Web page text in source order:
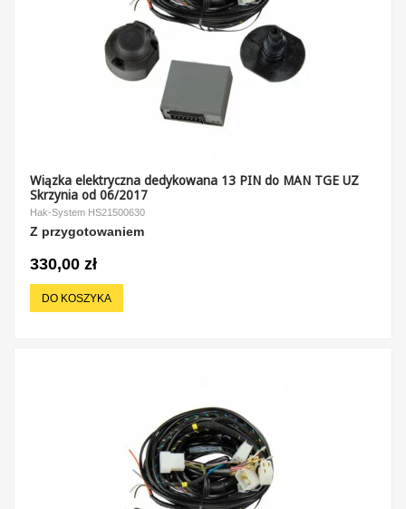
Wiązka elektryczna dedykowana 13 PIN do MAN TGE UZ
Skrzynia od 06/2017
Hak-System HS21500630
Z przygotowaniem
330,00 zł
DO KOSZYKA